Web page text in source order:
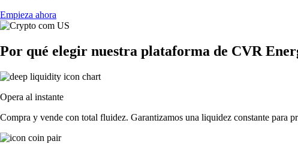
Empieza ahora
Por qué elegir nuestra plataforma de CVR
Opera al instante
Compra y vende con total fluidez. Garantizamos una liquidez constante para